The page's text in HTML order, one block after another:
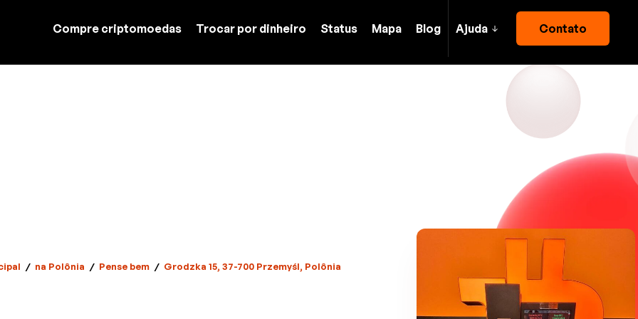
Compre criptomoedas Trocar por dinheiro Status Mapa Blog Ajuda Contato
/ na Polônia / Pense bem / Grodzka 15, 37-700 Przemyśl, Polônia